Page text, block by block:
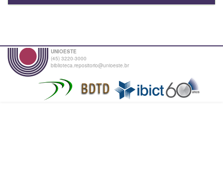
UNIOESTE
(45) 3220-3000
biblioteca.repositorio@unioeste.br